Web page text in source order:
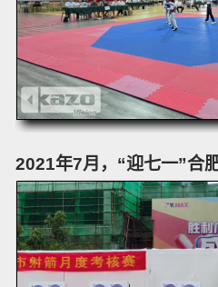
2021年7月，“迎七一”合